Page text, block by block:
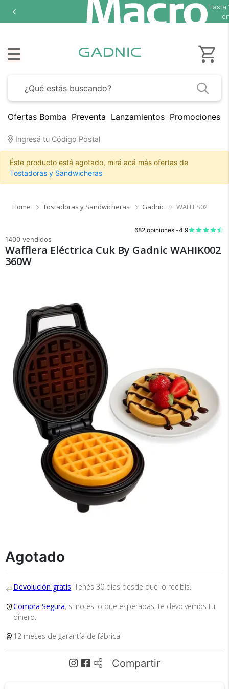
Hasta
Ofertas Bomba Preventa Lanzamientos Promociones
Ingresá tu Código Postal
Éste producto está agotado, mirá acá más ofertas de
Tostadoras y Sandwicheras
Home Tostadoras y Sandwicheras Gadnic WAFLES02
682 opiniones -4.9
1400 vendidos
Wafflera Eléctrica Cuk By Gadnic WAHIK002
360W
Agotado
Devolución gratis, Tenés 30 días desde que lo recibís.
Compra Segura, si no es lo que esperabas, te devolvemos tu
dinero.
12 meses de garantía de fábrica
Compartir
Medios de Pago ×
En Bidcom te aseguramos recibir el producto
dinero!